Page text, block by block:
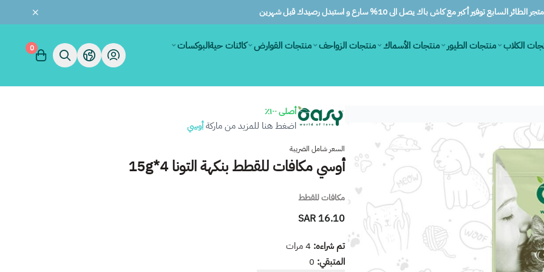
الطائر السابع توفير أكبر مع كاش باك يصل الى 10% سارع و استبدل رصيدك قبل شهرين
الكلاب منتجات الطيور منتجات الأسماك منتجات الزواحف منتجات القوارض كائنات حيةالبوكسات
0
أصلى ١٠٠٪
اضغط هنا للمزيد من ماركةأوسي
السعر شامل الضريبة
أوسي مكافات للقطط بنكهة التونا 4*15g
مكافات للقطط
16.10 SAR
تم شراءه:4مرات
المتبقي: 0